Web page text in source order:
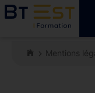
Mentions